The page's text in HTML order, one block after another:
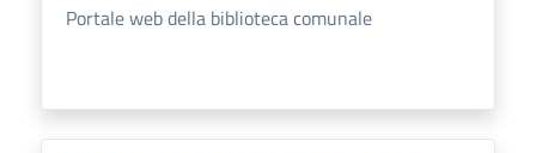
Portale web della biblioteca comunale